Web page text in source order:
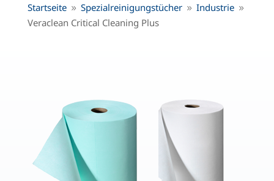
Startseite 9 Spezialreinigungstücher 9 Industrie 9
Veraclean Critical Cleaning Plus